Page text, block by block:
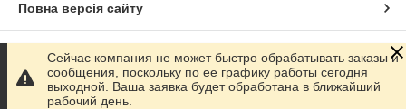
Повна версія сайту
Сайт створено на маркетплейсі Prom.ua
Політика конфіденційності
Сейчас компания не может быстро обрабатывать заказы и
сообщения, поскольку по ее графику работы сегодня
выходной. Ваша заявка будет обработана в ближайший
рабочий день.